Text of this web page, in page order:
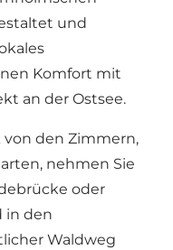
und
Komfort mit
an der Ostsee.
von den Zimmern,
nehmen Sie
oder
in den
Waldweg